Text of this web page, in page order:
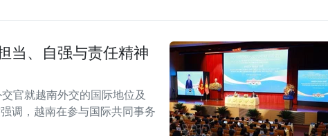
当、自强与责任精神
官就越南外交的国际地位及
调，越南在参与国际共同事务